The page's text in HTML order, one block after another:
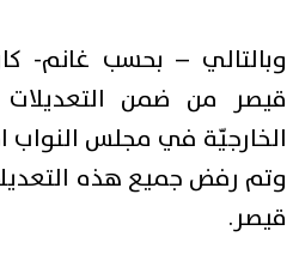
وبالتالي – بحسب غانم-
قيصر من ضمن التعديلات
الخارجيّة في مجلس النواب
وتم رفض جميع هذه
قيصر.